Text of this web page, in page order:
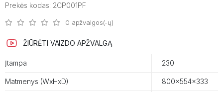
Prekės kodas: 2CP001PF
0 apžvalgos(-ų)
ŽIŪRĖTI VAIZDO APŽVALGĄ
Įtampa 230
Matmenys (WxHxD) 800x554x333